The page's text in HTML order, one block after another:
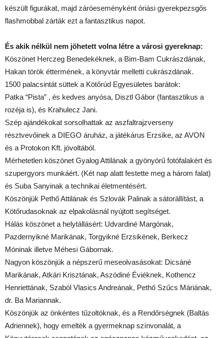
készült figurákat, majd záróeseményként óriási gyerekpezsgős
flashmobbal zárták ezt a fantasztikus napot.
És akik nélkül nem jöhetett volna létre a városi gyereknap:
Köszönet Herczeg Benedekéknek, a Bim-Bam Cukrászdának,
Hakan török éttermének, a könyvtár melletti cukrászdának.
1500 palacsintát süttek a Kötőrúd Egyesületes barátok:
Patka “Pista” , és kedves anyósa, Disztl Gábor (fantasztikus a
rozéja is), és Krahulecz Jani.
Szép ajándékokat sorsolhattak az aszfaltrajzverseny
résztvevőinek a DIEGO áruház, a játékárus Erzsike, az AVON
és a Protokon Kft. jóvoltából.
Mérhetetlen köszönet Gyalog Attilának a gyönyörű fotófalakért és
szupergyors munkáért. (Két nap alatt festette meg a három falat)
és Suba Sanyinak a technikai életmentésért.
Köszönjük Pethő Attilának és Szlovák Palinak a sátorállítást, a
Kötőrudasoknak az elpakolásnál nyújtott segítséget.
Hálás köszönet a helytállásért: Udvardiné Margónak,
Pazdernyikné Marikának, Torgyikné Erzsikének, Berkecz
Móninak illetve Méhesi Gábornak.
Nagyon köszönjük a népszerű meseolvasásokat: Dicsáné
Marikának, Atkári Krisztának, Aszódiné Éviéknek, Kothencz
Henriettának, Szaból Vlasics Andreának, Pethő Szűcs Máriának,
dr. Ba Mariannak.
Köszönjük az önkéntes tűzoltóknak, és a Rendőrségnek (Baltás
Adriennek), hogy emelték a gyermeknap színvonalát, a